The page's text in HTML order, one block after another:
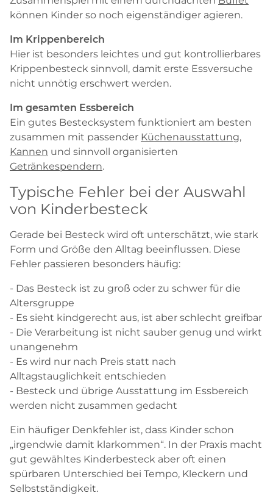
können Kinder so noch eigenständiger agieren.
Im Krippenbereich
Hier ist besonders leichtes und gut kontrollierbares
Krippenbesteck sinnvoll, damit erste Essversuche
nicht unnötig erschwert werden.
Im gesamten Essbereich
Ein gutes Bestecksystem funktioniert am besten
zusammen mit passender Küchenausstattung,
Kannen und sinnvoll organisierten
Getränkespendern.
Typische Fehler bei der Auswahl
von Kinderbesteck
Gerade bei Besteck wird oft unterschätzt, wie stark
Form und Größe den Alltag beeinflussen. Diese
Fehler passieren besonders häufig:
- Das Besteck ist zu groß oder zu schwer für die
Altersgruppe
- Es sieht kindgerecht aus, ist aber schlecht greifbar
- Die Verarbeitung ist nicht sauber genug und wirkt
unangenehm
- Es wird nur nach Preis statt nach
Alltagstauglichkeit entschieden
- Besteck und übrige Ausstattung im Essbereich
werden nicht zusammen gedacht
Ein häufiger Denkfehler ist, dass Kinder schon
„irgendwie damit klarkommen“. In der Praxis macht
gut gewähltes Kinderbesteck aber oft einen
spürbaren Unterschied bei Tempo, Kleckern und
Selbstständigkeit.